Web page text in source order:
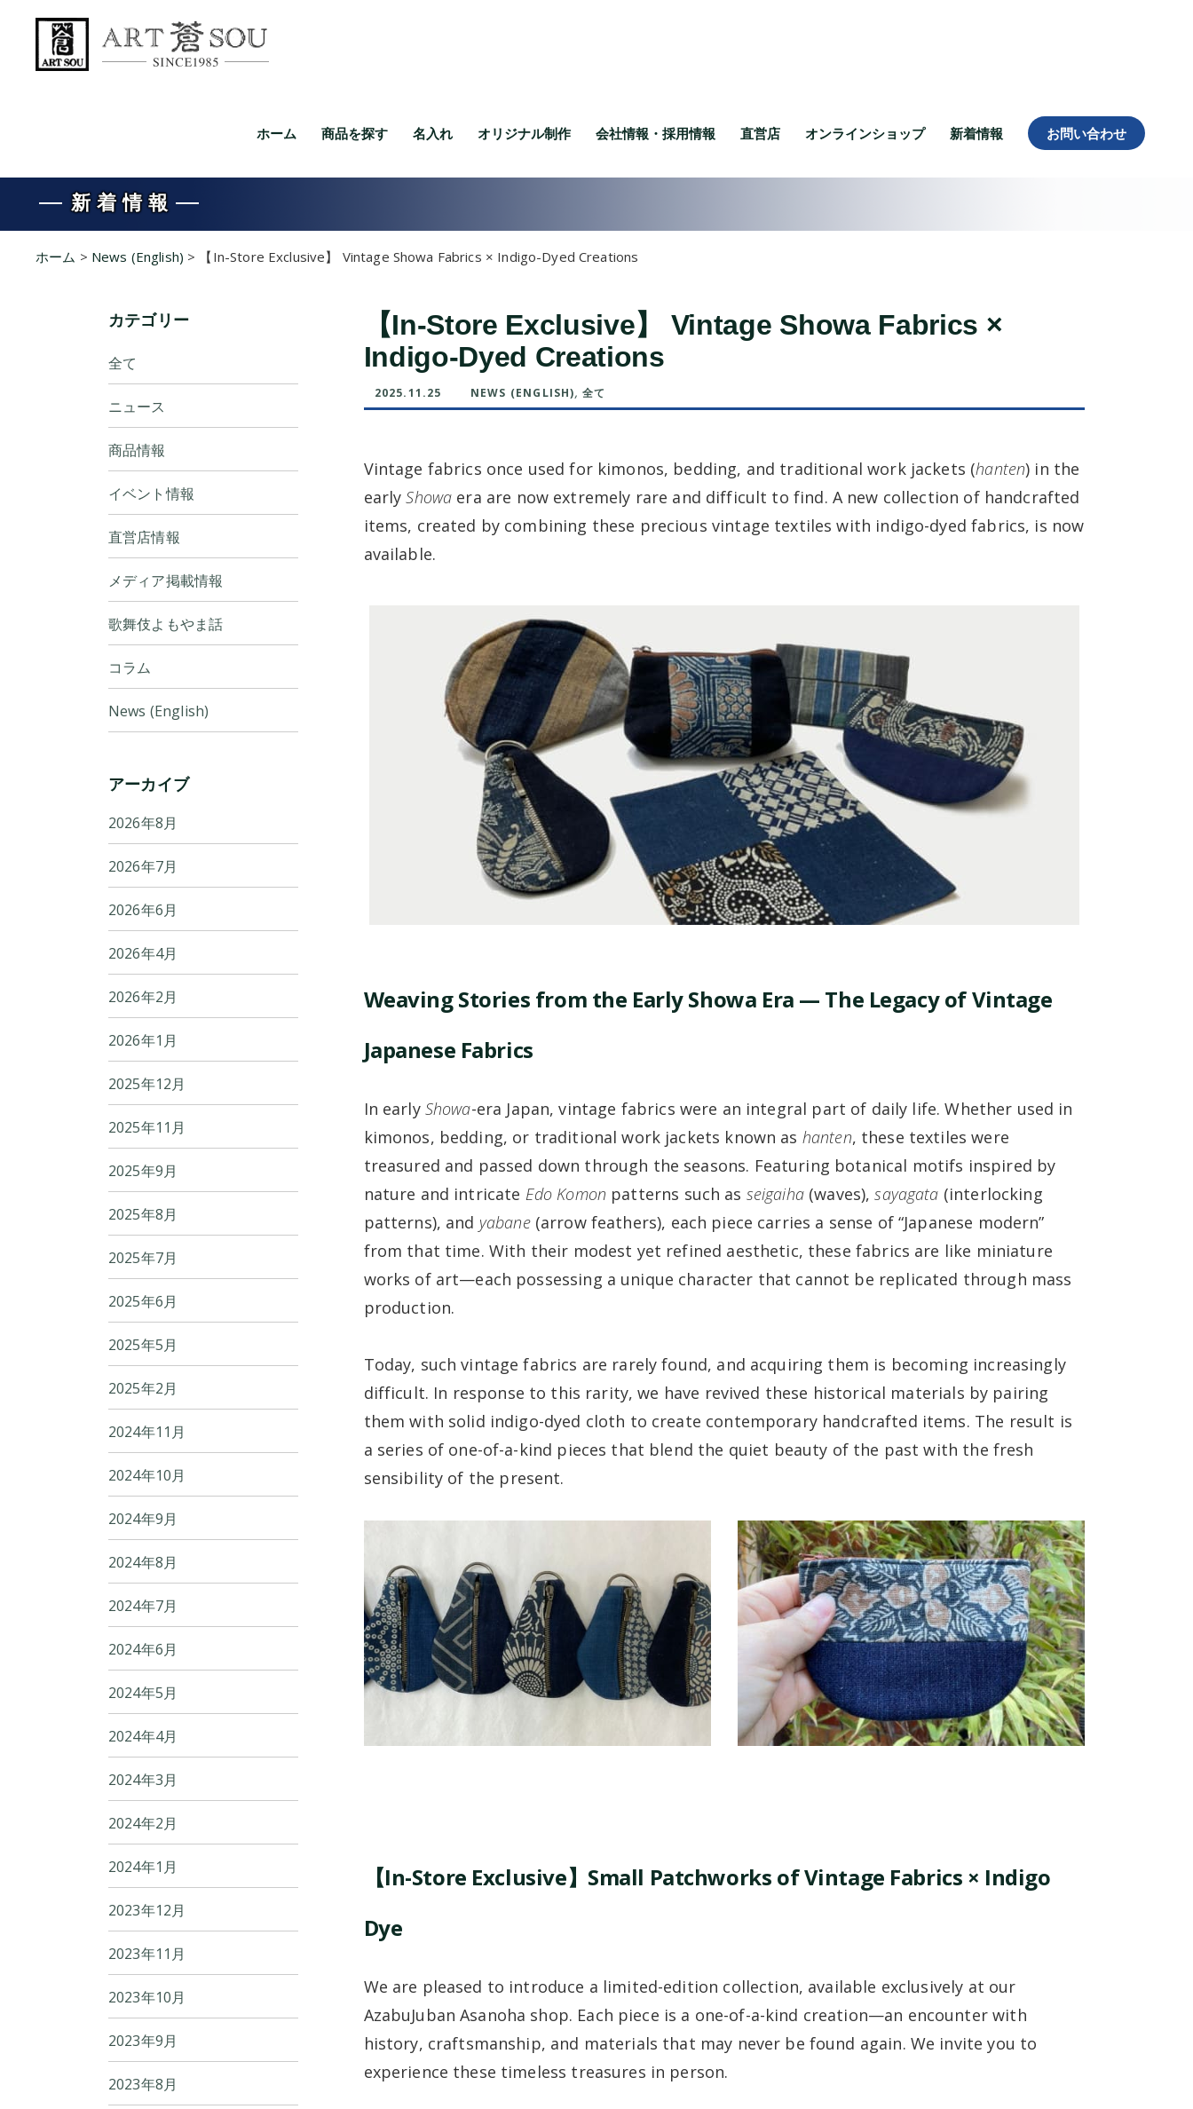
ホーム 商品を探す 名入れ オリジナル制作 会社情報・採用情報 直営店 オンラインショップ 新着情報 お問い合わせ
新着情報
ホーム > News (English) > 【In-Store Exclusive】 Vintage Showa Fabrics × Indigo-Dyed Creations
【In-Store Exclusive】 Vintage Showa Fabrics ×
Indigo-Dyed Creations
2025.11.25 NEWS (ENGLISH),全て
Vintage fabrics once used for kimonos, bedding, and traditional work jackets (hanten) in the
early Showa era are now extremely rare and difficult to find. A new collection of handcrafted
items, created by combining these precious vintage textiles with indigo-dyed fabrics, is now
available.
Weaving Stories from the Early Showa Era — The Legacy of Vintage
Japanese Fabrics
In early Showa-era Japan, vintage fabrics were an integral part of daily life. Whether used in
kimonos, bedding, or traditional work jackets known as hanten, these textiles were
treasured and passed down through the seasons. Featuring botanical motifs inspired by
nature and intricate Edo Komon patterns such as seigaiha(waves),sayagata (interlocking
patterns), and yabane(arrow feathers), each piece carries a sense of “Japanese modern”
from that time. With their modest yet refined aesthetic, these fabrics are like miniature
works of art—each possessing a unique character that cannot be replicated through mass
production.
Today, such vintage fabrics are rarely found, and acquiring them is becoming increasingly
difficult. In response to this rarity, we have revived these historical materials by pairing
them with solid indigo-dyed cloth to create contemporary handcrafted items. The result is
a series of one-of-a-kind pieces that blend the quiet beauty of the past with the fresh
sensibility of the present.
【In-Store Exclusive】Small Patchworks of Vintage Fabrics × Indigo
Dye
We are pleased to introduce a limited-edition collection, available exclusively at our
AzabuJuban Asanoha shop. Each piece is a one-of-a-kind creation—an encounter with
history, craftsmanship, and materials that may never be found again. We invite you to
experience these timeless treasures in person.
カテゴリー
全て
ニュース
商品情報
イベント情報
直営店情報
メディア掲載情報
歌舞伎よもやま話
コラム
News (English)
アーカイブ
2026年8月
2026年7月
2026年6月
2026年4月
2026年2月
2026年1月
2025年12月
2025年11月
2025年9月
2025年8月
2025年7月
2025年6月
2025年5月
2025年2月
2024年11月
2024年10月
2024年9月
2024年8月
2024年7月
2024年6月
2024年5月
2024年4月
2024年3月
2024年2月
2024年1月
2023年12月
2023年11月
2023年10月
2023年9月
2023年8月